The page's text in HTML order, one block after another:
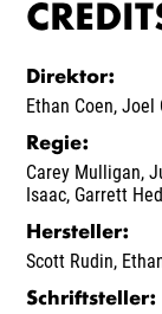
Direktor:
Ethan Coen,Joel
Regie:
Carey Mulligan,
Isaac, Garrett
Hersteller:
Scott Rudin,
Schriftsteller: